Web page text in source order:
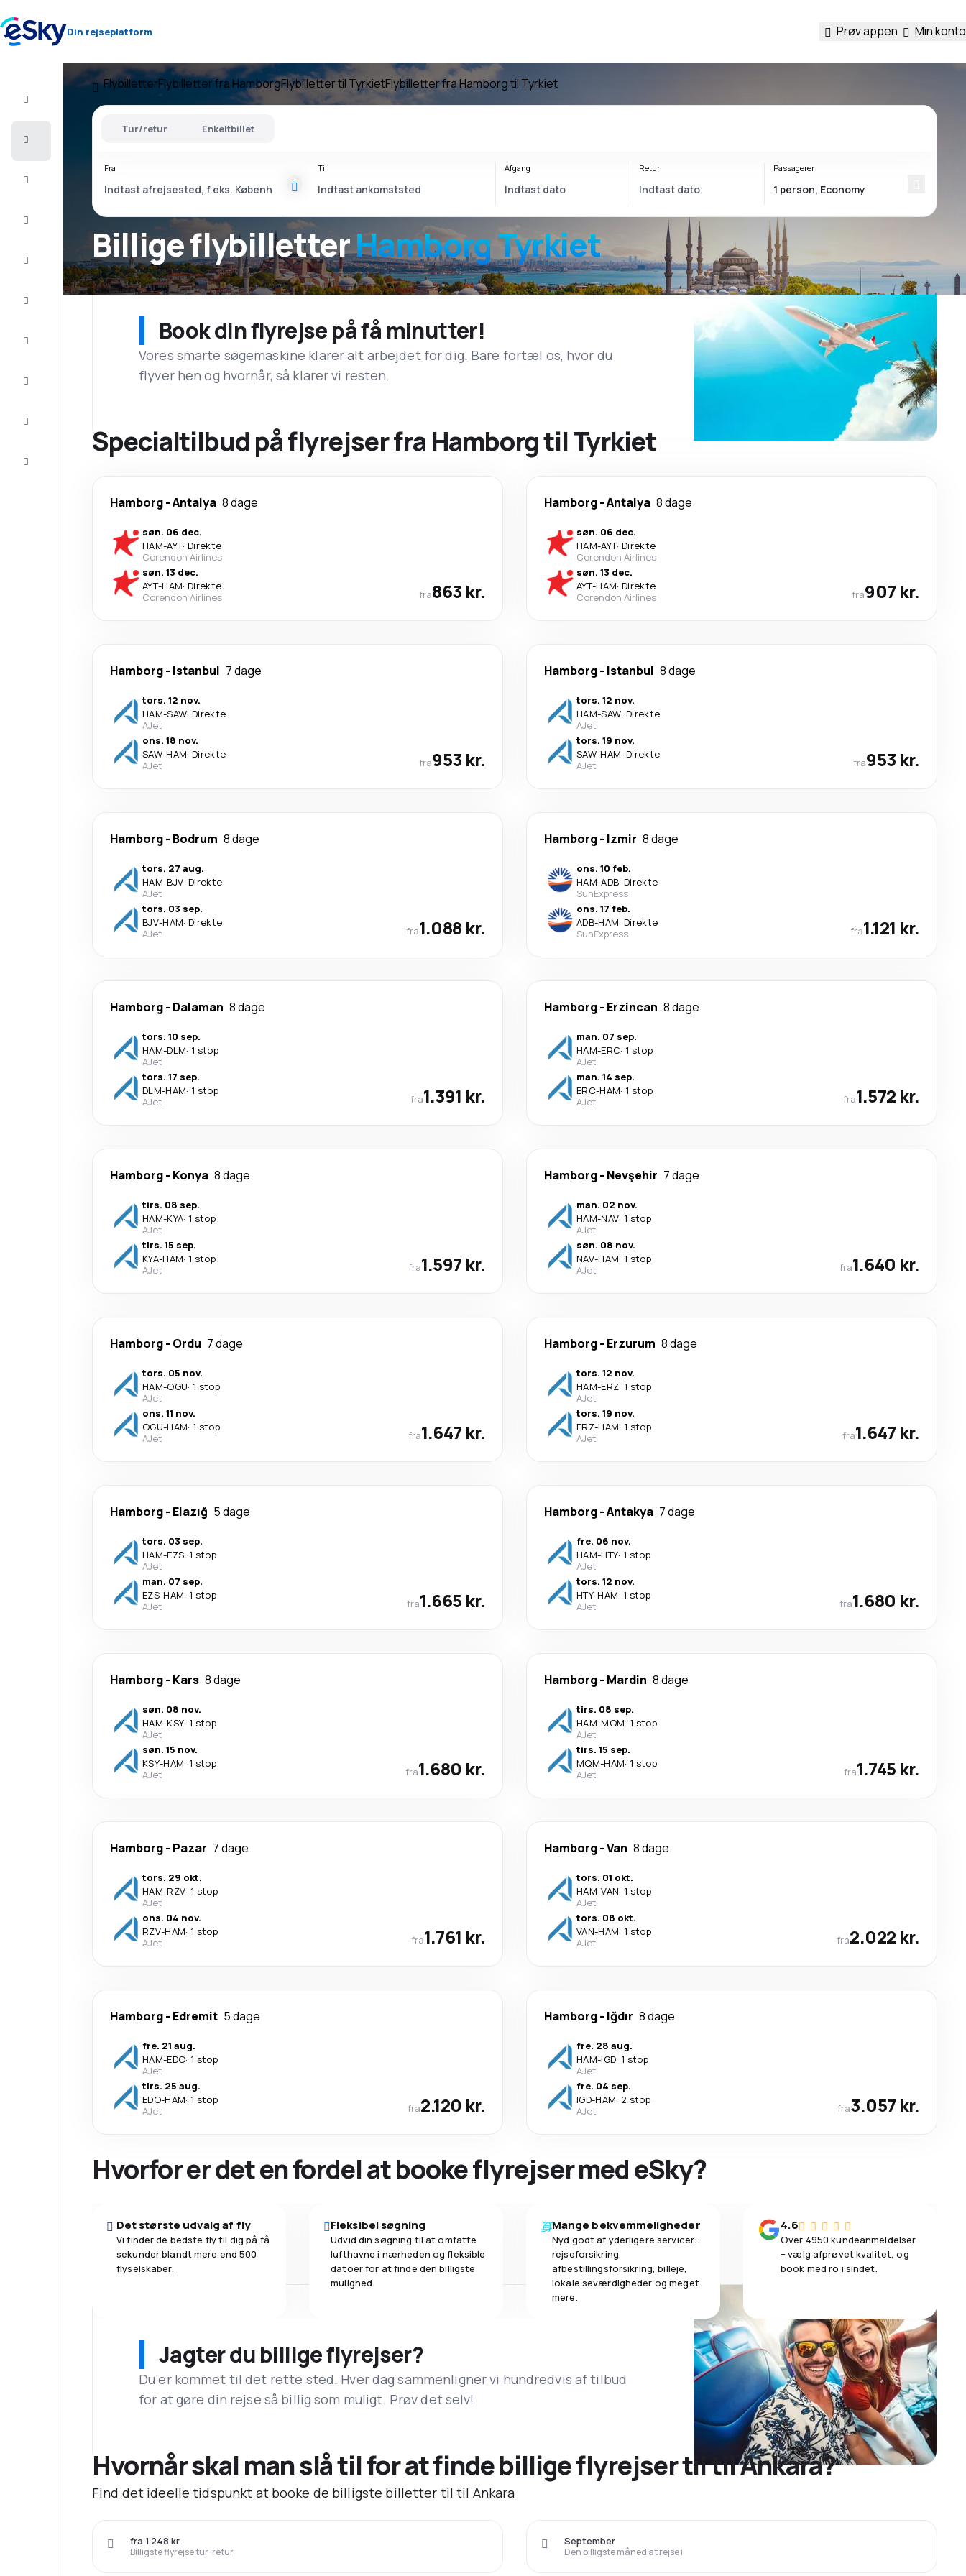
Din rejseplatform Prøv appen Min konto
Storbyferie
FlybilletterFlybilletter fra HamborgFlybilletter til TyrkietFlybilletter fra Hamborg til Tyrkiet
Billige flybilletterHamborg Tyrkiet
Tur/retur Enkeltbillet
Fra Til Afgang Retur Passagerer
Book din flyrejse på få minutter!
Vores smarte søgemaskine klarer alt arbejdet for dig. Bare fortæl os, hvor du
flyver hen og hvornår, så klarer vi resten.
Specialtilbud på flyrejser fra Hamborg til Tyrkiet
Hamborg-Antalya 8 dage
søn. 06 dec.
HAM-AYT· Direkte
Corendon Airlines
søn. 13 dec.
AYT-HAM· Direkte
Corendon Airlines
fra863 kr.
Hamborg-Antalya 8 dage
søn. 06 dec.
HAM-AYT· Direkte
Corendon Airlines
søn. 13 dec.
AYT-HAM· Direkte
Corendon Airlines
fra907 kr.
Hamborg- Istanbul 7 dage
tors. 12 nov.
HAM-SAW· Direkte
AJet
ons. 18 nov.
SAW-HAM· Direkte
AJet
fra953 kr.
Hamborg- Istanbul 8 dage
tors. 12 nov.
HAM-SAW· Direkte
AJet
tors. 19 nov.
SAW-HAM· Direkte
AJet
fra953 kr.
Hamborg- Bodrum 8 dage
tors. 27 aug.
HAM-BJV· Direkte
AJet
tors. 03 sep.
BJV-HAM· Direkte
AJet
fra1.088 kr.
Hamborg- Izmir 8 dage
ons. 10 feb.
HAM-ADB· Direkte
SunExpress
ons. 17 feb.
ADB-HAM· Direkte
SunExpress
fra1.121 kr.
Hamborg- Dalaman 8 dage
tors. 10 sep.
HAM-DLM· 1 stop
AJet
tors. 17 sep.
DLM-HAM· 1 stop
AJet
fra1.391 kr.
Hamborg- Erzincan 8 dage
man. 07 sep.
HAM-ERC· 1 stop
AJet
man. 14 sep.
ERC-HAM· 1 stop
AJet
fra1.572 kr.
Hamborg- Konya 8 dage
tirs. 08 sep.
HAM-KYA· 1 stop
AJet
tirs. 15 sep.
KYA-HAM· 1 stop
AJet
fra1.597 kr.
Hamborg- Nevşehir 7 dage
man. 02 nov.
HAM-NAV· 1 stop
AJet
søn. 08 nov.
NAV-HAM· 1 stop
AJet
fra1.640 kr.
Hamborg- Ordu 7 dage
tors. 05 nov.
HAM-OGU· 1 stop
AJet
ons. 11 nov.
OGU-HAM· 1 stop
AJet
fra1.647 kr.
Hamborg- Erzurum 8 dage
tors. 12 nov.
HAM-ERZ· 1 stop
AJet
tors. 19 nov.
ERZ-HAM· 1 stop
AJet
fra1.647 kr.
Hamborg- Elazığ 5 dage
tors. 03 sep.
HAM-EZS· 1 stop
AJet
man. 07 sep.
EZS-HAM· 1 stop
AJet
fra1.665 kr.
Hamborg-Antakya 7 dage
fre. 06 nov.
HAM-HTY· 1 stop
AJet
tors. 12 nov.
HTY-HAM· 1 stop
AJet
fra1.680 kr.
Hamborg- Kars 8 dage
søn. 08 nov.
HAM-KSY· 1 stop
AJet
søn. 15 nov.
KSY-HAM· 1 stop
AJet
fra1.680 kr.
Hamborg- Mardin 8 dage
tirs. 08 sep.
HAM-MQM· 1 stop
AJet
tirs. 15 sep.
MQM-HAM· 1 stop
AJet
fra1.745 kr.
Hamborg- Pazar 7 dage
tors. 29 okt.
HAM-RZV· 1 stop
AJet
ons. 04 nov.
RZV-HAM· 1 stop
AJet
fra1.761 kr.
Hamborg-Van 8 dage
tors. 01 okt.
HAM-VAN· 1 stop
AJet
tors. 08 okt.
VAN-HAM· 1 stop
AJet
fra2.022 kr.
Hamborg- Edremit 5 dage
fre. 21 aug.
HAM-EDO· 1 stop
AJet
tirs. 25 aug.
EDO-HAM· 1 stop
AJet
fra2.120 kr.
Hamborg- Iğdır 8 dage
fre. 28 aug.
HAM-IGD· 1 stop
AJet
fre. 04 sep.
IGD-HAM· 2 stop
AJet
fra3.057 kr.
Hvorfor er det en fordel at booke flyrejser med eSky?
Det største udvalg af fly
Vi finder de bedste fly til dig på få
sekunder blandt mere end 500
flyselskaber.
Fleksibel søgning
Udvid din søgning til at omfatte
lufthavne i nærheden og fleksible
datoer for at finde den billigste
mulighed.
Mange bekvemmeligheder
Nyd godt af yderligere servicer:
rejseforsikring,
afbestillingsforsikring, billeje,
lokale seværdigheder og meget
mere.
4.6
Over 4950 kundeanmeldelser
– vælg afprøvet kvalitet, og
book med ro i sindet.
Jagter du billige flyrejser?
Du er kommet til det rette sted. Hver dag sammenligner vi hundredvis af tilbud
for at gøre din rejse så billig som muligt. Prøv det selv!
Hvornår skal man slå til for at finde billige flyrejser til til Ankara?
Find det ideelle tidspunkt at booke de billigste billetter til til Ankara
Billigste flyrejse tur-retur
fra 1.248 kr.
Den billigste måned at rejse i
September